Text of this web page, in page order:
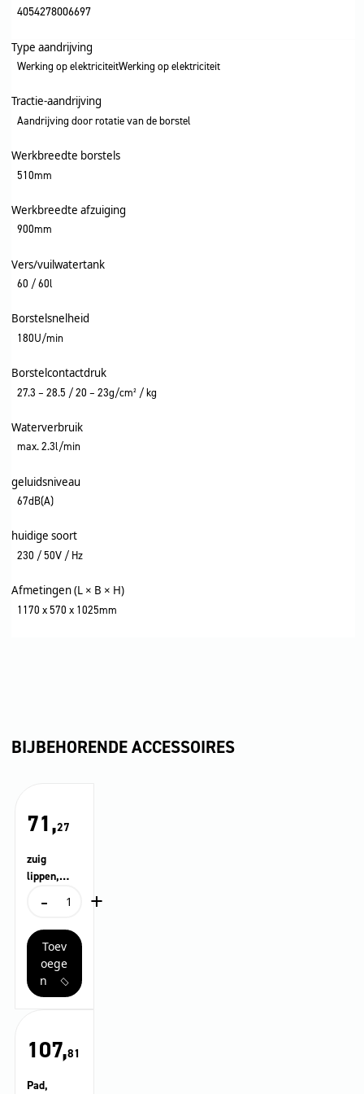
4054278006697
Type aandrijving
Werking op elektriciteitWerking op elektriciteit
Tractie-aandrijving
Aandrijving door rotatie van de borstel
Werkbreedte borstels
510mm
Werkbreedte afzuiging
900mm
Vers/vuilwatertank
60 / 60l
Borstelsnelheid
180U/min
Borstelcontactdruk
27.3 – 28.5 / 20 – 23g/cm² / kg
Waterverbruik
max. 2.3l/min
geluidsniveau
67dB(A)
huidige soort
230 / 50V / Hz
Afmetingen (L × B × H)
1170 x 570 x 1025mm
BIJBEHORENDE ACCESSOIRES
71,27
zuig
lippen,
890 mm
-
zuig
Natuurlijk
rubber,
890
mm
+
Toev
oege
n
107,81
Pad,